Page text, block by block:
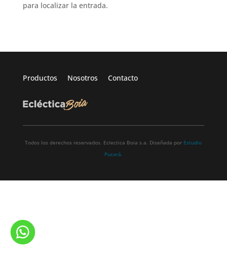
para localizar la entrada.
Productos Nosotros Contacto
Todos los derechos reservados. Eclectica Boia s.a. Diseñada por Estudio
Pucará.